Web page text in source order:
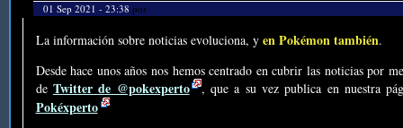
01 Sep 2021 - 23:38 por
La información sobre noticias evoluciona, y en Pokémon también.
Desde hace unos años nos hemos centrado en cubrir las noticias por
de Twitter de @pokexperto , que a su vez publica en nuestra
Pokéxperto